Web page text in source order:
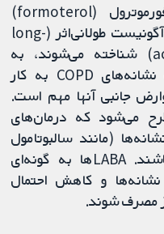
سالمترول (salmeterol) و فورموترول (formoterol)
-آگونیست طولانی‌اثر (long-
acting beta-agonists; LABAs) شناخته می‌شوند، به‌
صورت گسترده‌ای برای مدیریت نشانه‌های COPD به کار
جانبی آنها مهم است.
می‌شود که درمان‌های
(مانند سالبوتامول
(salbutamol))، دیگر مفید نباشند. LABAها به گونه‌ای
و کاهش احتمال
مصرف شوند.